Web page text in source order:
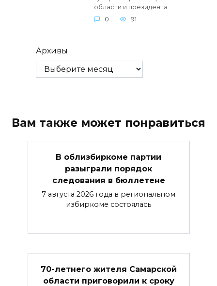
области и президента
0
91
Архивы
Вам также может понравиться
В облизбиркоме партии
разыграли порядок
следования в бюллетене
7 августа 2026 года в региональном
избиркоме состоялась
70-летнего жителя Самарской
области приговорили к сроку